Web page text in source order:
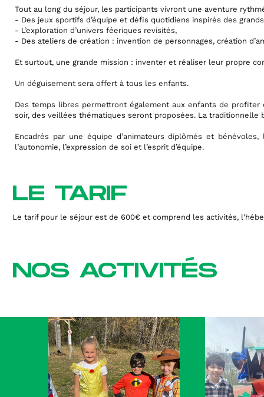
Tout au long du séjour, les participants vivront une aventure
- Des jeux sportifs d’équipe et défis quotidiens inspirés des
- L’exploration d’univers féeriques revisités,
- Des ateliers de création : invention de personnages, création
Et surtout, une grande mission : inventer et réaliser leur propre
Un déguisement sera offert à tous les enfants.
Des temps libres permettront également aux enfants de
soir, des veillées thématiques seront proposées. La
Encadrés par une équipe d’animateurs diplômés et
l’autonomie, l’expression de soi et l’esprit d’équipe.
LE TARIF
Le tarif pour le séjour est de 600€ et comprend les activités,
NOS ACTIVITÉS